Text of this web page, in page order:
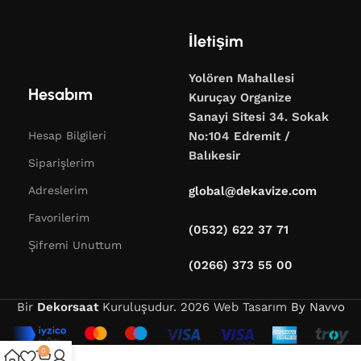
Hesabım
Hesap Bilgileri
Siparişlerim
Adreslerim
Favorilerim
Şifremi Unuttum
İletişim
Yolören Mahallesi
Kuruçay Organize
Sanayi Sitesi 34. Sokak
No:104 Edremit /
Balıkesir
global@dekavize.com
(0532) 622 37 71
(0266) 373 55 00
Bir DekorsaatKuruluşudur. 2026 Web Tasarım By Navvo
0